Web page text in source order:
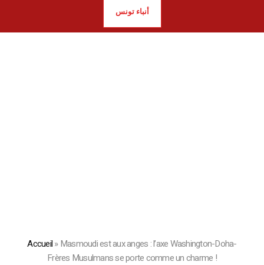
أنباء تونس
Accueil»Masmoudi est aux anges : l’axe Washington-Doha-
Frères Musulmans se porte comme un charme !